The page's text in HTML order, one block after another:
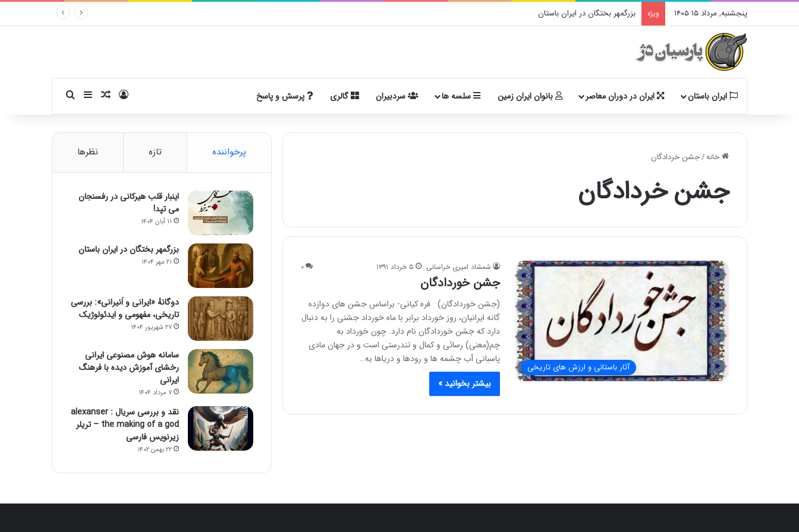
پنجشنبه, مرداد ۱۵ ۱۴۰۵ ویژه بزرگمهر بختگان در ایران باستان
ایران باستان ایران در دوران معاصر بانوان ایران زمین سلسه ها سردبیران گالری پرسش و پاسخ ورودنوشته تصادفی
سایدبارجستجو برای
خانه/جشن خردادگان
جشن خردادگان
آثار باستانی و ارزش های تاریخی
شمشاد امیری خراسانی ۵ خرداد ۱۳۹۱ ۰
جشن خوردادگان
(جشن خوردادگان) فره کیانی- براساس جشن های دوازده
گانه ایرانیان، روز خورداد برابر با ماه خورداد جشنی را به دنبال
دارد که جشن خوردادگان نام دارد. چون خورداد به
چم(معنی) رسائی و کمال و تندرستی است و در جهان مادی
پاسبانی آب چشمه ها و رودها و دریاها به…
بیشتر بخوانید »
پرخواننده تازه نظرها
اینبار قلب هیرکانی در رفسنجان
می تپد!
۱۱ آبان ۱۴۰۴
بزرگمهر بختگان در ایران باستان
۲۱ مهر ۱۴۰۴
دوگانهٔ «ایرانی و اَنیرانی»: بررسی
تاریخی، مفهومی و ایدئولوژیک
۲۷ شهریور ۱۴۰۴
سامانه هوش مصنوعی ایرانی
رخشای آموزش دیده با فرهنگ
ایرانی
۷ مرداد ۱۴۰۴
نقد و بررسی سریال alexanser :
the making of a god – تریلر
زیرنویس فارسی
۲۲ بهمن ۱۴۰۲